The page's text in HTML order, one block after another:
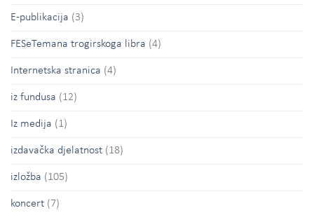
E-publikacija (3)
FESeTemana trogirskoga libra (4)
Internetska stranica (4)
iz fundusa (12)
Iz medija (1)
izdavačka djelatnost (18)
izložba (105)
koncert (7)